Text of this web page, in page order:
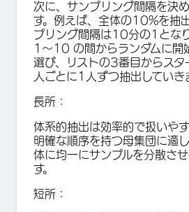
次に、サンプリング間隔を決
す。例えば、全体の10%を抽
プリング間隔は10分の1とな
1〜10 の間からランダムに開
選び、リストの3番目からス
人ごとに1人ずつ抽出していき
長所：
体系的抽出は効率的で扱いや
明確な順序を持つ母集団に適
体に均一にサンプルを分散さ
す。
短所：